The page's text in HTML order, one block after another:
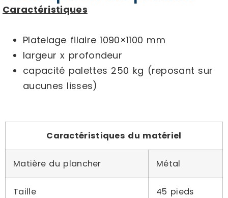
Caractéristiques
Platelage filaire 1090×1100 mm
largeur x profondeur
capacité palettes 250 kg (reposant sur
aucunes lisses)
Caractéristiques du matériel
Matière du plancher Métal
Taille 45 pieds